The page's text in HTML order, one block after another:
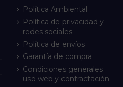
Política Ambiental
Política de privacidad y
redes sociales
Política de envíos
Garantía de compra
Condiciones generales
uso web y contractación